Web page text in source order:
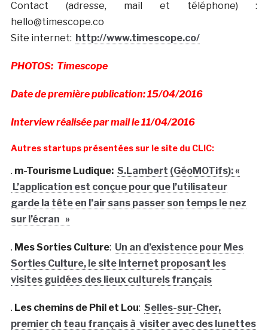
Contact (adresse, mail et téléphone) :
hello@timescope.co
Site internet: http://www.timescope.co/
PHOTOS: Timescope
Date de première publication: 15/04/2016
Interview réalisée par mail le 11/04/2016
Autres startups présentées sur le site du CLIC:
. m-Tourisme Ludique: S.Lambert (GéoMOTifs): «
L’application est conçue pour que l’utilisateur
garde la tête en l’air sans passer son temps le nez
sur l’écran »
. Mes Sorties Culture: Un an d’existence pour Mes
Sorties Culture, le site internet proposant les
visites guidées des lieux culturels français
. Les chemins de Phil et Lou: Selles-sur-Cher,
premier ch teau français à visiter avec des lunettes